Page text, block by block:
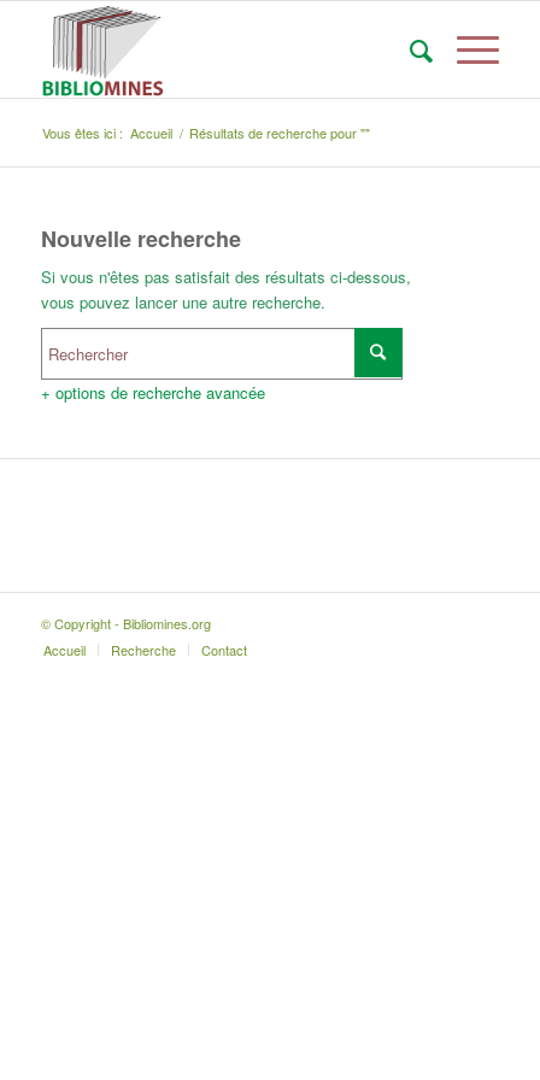
Vous êtes ici : Accueil / Résultats de recherche pour ""
Nouvelle recherche
Si vous n'êtes pas satisfait des résultats ci-dessous,
vous pouvez lancer une autre recherche.
+ options de recherche avancée
© Copyright - Bibliomines.org
Accueil
Recherche Contact